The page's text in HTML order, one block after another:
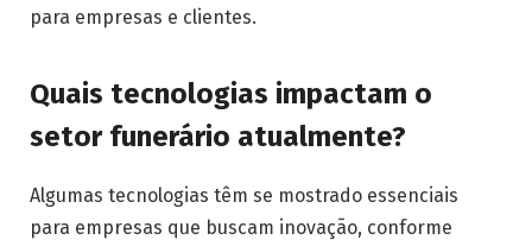
para empresas e clientes.
Quais tecnologias impactam o
setor funerário atualmente?
Algumas tecnologias têm se mostrado essenciais
para empresas que buscam inovação, conforme